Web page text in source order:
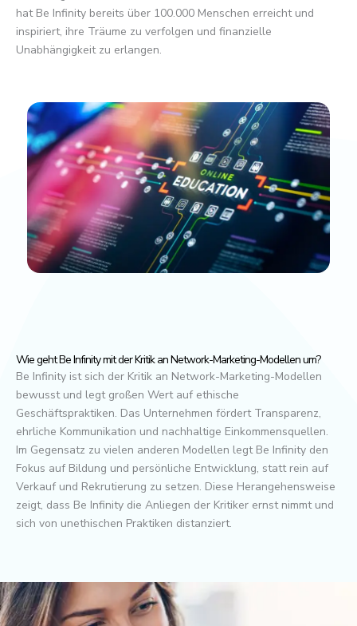
hat Be Infinity bereits über 100.000 Menschen erreicht und
inspiriert, ihre Träume zu verfolgen und finanzielle
Unabhängigkeit zu erlangen.
Wie geht Be Infinity mit der Kritik an Network-Marketing-Modellen um?
Be Infinity ist sich der Kritik an Network-Marketing-Modellen
bewusst und legt großen Wert auf ethische
Geschäftspraktiken. Das Unternehmen fördert Transparenz,
ehrliche Kommunikation und nachhaltige Einkommensquellen.
Im Gegensatz zu vielen anderen Modellen legt Be Infinity den
Fokus auf Bildung und persönliche Entwicklung, statt rein auf
Verkauf und Rekrutierung zu setzen. Diese Herangehensweise
zeigt, dass Be Infinity die Anliegen der Kritiker ernst nimmt und
sich von unethischen Praktiken distanziert.